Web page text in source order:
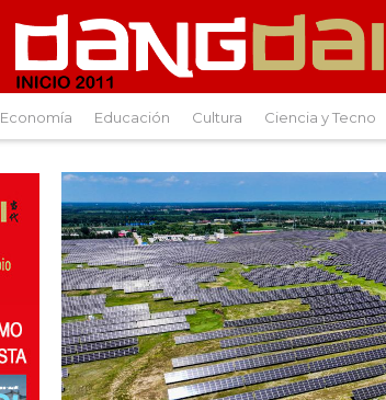
Economía Educación Cultura Ciencia y Tecno